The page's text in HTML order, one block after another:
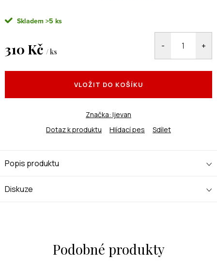
Skladem >5 ks
310 Kč / ks
cena:
VLOŽIT DO KOŠÍKU
Značka: Ijevan
Dotaz k produktu
Hlídací pes Sdílet
Popis produktu
Diskuze